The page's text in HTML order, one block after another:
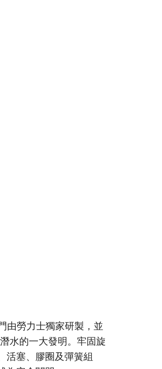
由勞力士獨家研製，並
水的一大發明。牢固旋
活塞、膠圈及彈簧組